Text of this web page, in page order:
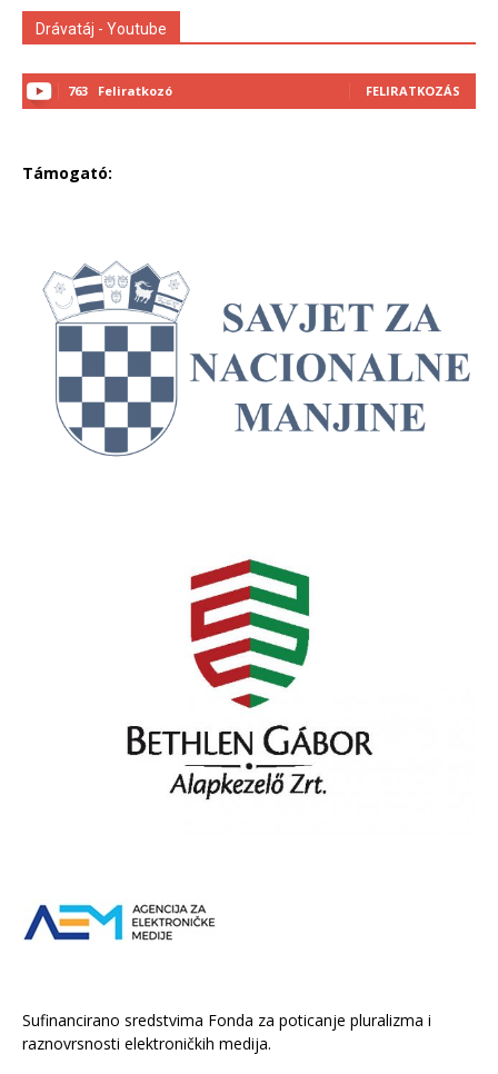
Drávatáj - Youtube
763 Feliratkozó FELIRATKOZÁS
Támogató:
Sufinancirano sredstvima Fonda za poticanje pluralizma i
raznovrsnosti elektroničkih medija.